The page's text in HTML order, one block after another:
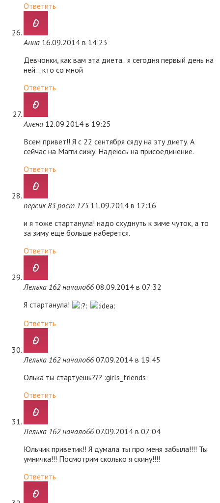
Ответить
Анна 16.09.2014 в 14:23
Девчонки, как вам эта диета.. я сегодня первый день на
ней… кто со мной
Ответить
Алена 12.09.2014 в 19:25
Всем привет!! Я с 22 сентября сяду на эту диету. А
сейчас на Магги сижу. Надеюсь на присоединение.
Ответить
персик 83 рост 175 11.09.2014 в 12:16
и я тоже стартанула! надо схуднуть к зиме чуток, а то
за зиму еще больше наберется.
Ответить
Лелька 162 начало66 08.09.2014 в 07:32
Я стартанула!
Ответить
Лелька 162 начало66 07.09.2014 в 19:45
Олька ты стартуешь??? :girls_friends:
Ответить
Лелька 162 начало66 07.09.2014 в 07:04
Юльчик приветик!! Я думала ты про меня забыла!!!! Ты
умничка!!! Посмотрим сколько я скину!!!!
Ответить